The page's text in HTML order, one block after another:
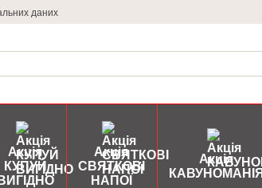
даних
Акція
КУПУЙ
ВИГІДНО
Акція
СВЯТКОВІ
НАПОЇ
Акція
КАВУНОМАНІЯ